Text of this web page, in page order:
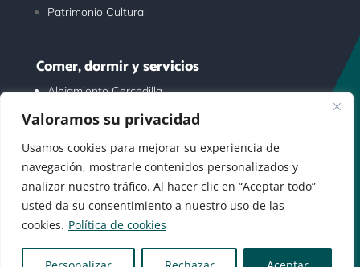
Valoramos su privacidad
Usamos cookies para mejorar su experiencia de
navegación, mostrarle contenidos personalizados y
analizar nuestro tráfico. Al hacer clic en “Aceptar todo”
usted da su consentimiento a nuestro uso de las
cookies. Política de cookies
Patrimonio Cultural
Comer, dormir y servicios
Alojamiento Cercedilla
Restaurantes Cercedilla
Comercios Cercedilla
Otros
Aviso legal
Política de privacidad
Política de cookies